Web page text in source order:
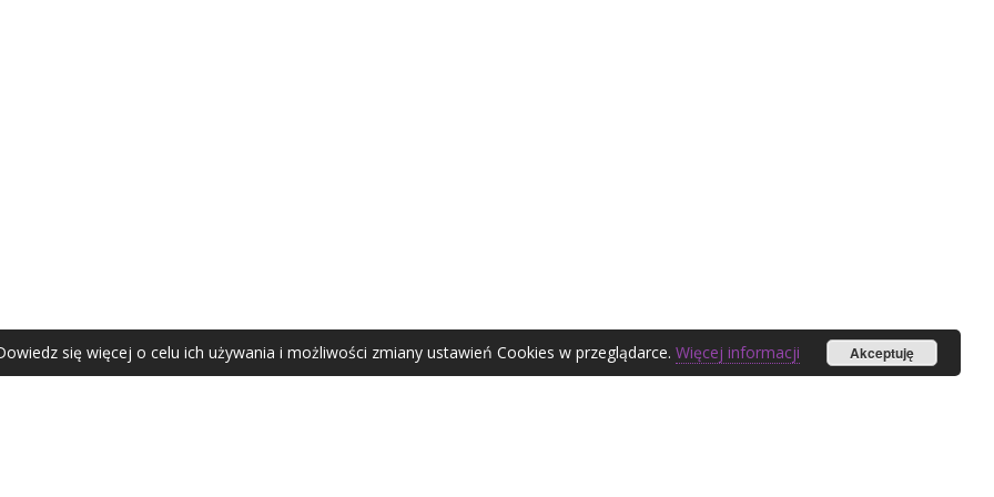
Agata Zubel © 2021
się więcej o celu ich używania i możliwości zmiany ustawień Cookies w przeglądarce. Więcej informacji Akceptuję